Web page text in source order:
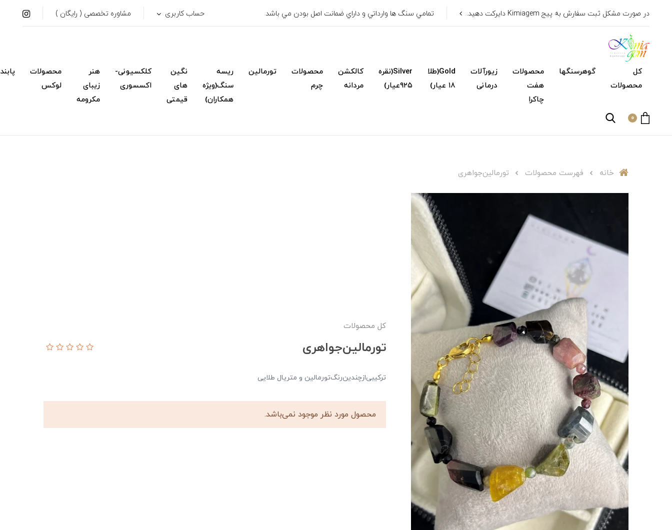
در صورت مشکل ثبت سفارش به پیج Kimiagem دایرکت دهید. تمامي سنگ ها وارداتي و داراي ضمانت اصل بودن مي باشد حساب کاربری مشاوره تخصصی ( رایگان )
کل
محصولات
گوهرسنگها
محصولات
هفت
چاکرا
زیورآلات
درمانی
Gold(طلا
۱۸ عیار)
Silver(نقره
۹۲۵عیار)
کالکشن
مردانه
محصولات
چرم
تورمالین
ریسه
سنگ(ویژه
همکاران)
نگین
های
قیمتی
کلکسیونی-
اکسسوری
هنر
زیبای
مکرومه
محصولات
لوکس
0
خانه فهرست محصولات تورمالین‌جواهری
کل محصولات
تورمالین‌جواهری
ترکیبی‌از‌چندین‌رنگ‌تورمالین و متریال طلایی
محصول مورد نظر موجود نمی‌باشد.